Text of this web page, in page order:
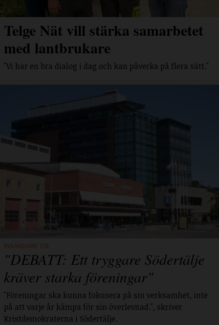
Telge Nät vill stärka samarbetet
med lantbrukare
"Vi har en bra dialog i dag och kan påverka på flera sätt."
INSÄNDARE 7/8
"DEBATT: Ett tryggare Södertälje
kräver starka föreningar"
"Föreningar ska kunna fokusera på sin verksamhet, inte
på att varje år kämpa för sin överlevnad.", skriver
Kristdemokraterna i Södertälje.